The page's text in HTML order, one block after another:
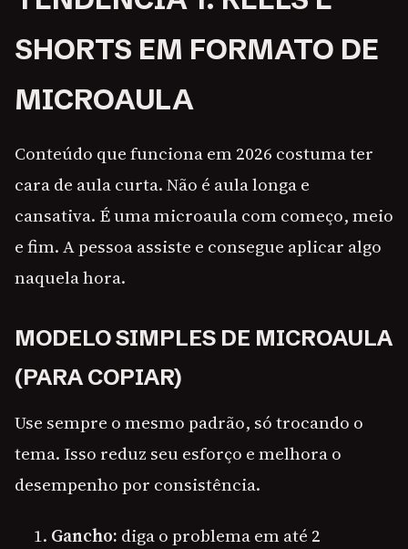
SHORTS EM FORMATO DE
MICROAULA
Conteúdo que funciona em 2026 costuma ter
cara de aula curta. Não é aula longa e
cansativa. É uma microaula com começo, meio
e fim. A pessoa assiste e consegue aplicar algo
naquela hora.
MODELO SIMPLES DE MICROAULA
(PARA COPIAR)
Use sempre o mesmo padrão, só trocando o
tema. Isso reduz seu esforço e melhora o
desempenho por consistência.
Gancho: diga o problema em até 2